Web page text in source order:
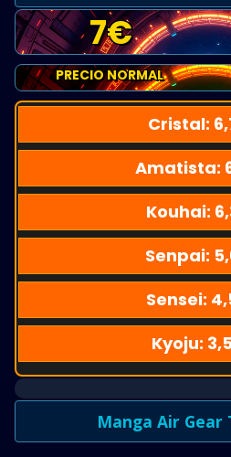
7€
PRECIO NORMAL
Cristal:
Amatista:
Kouhai:
Senpai:
Sensei:
Kyoju:
Manga Air Gear